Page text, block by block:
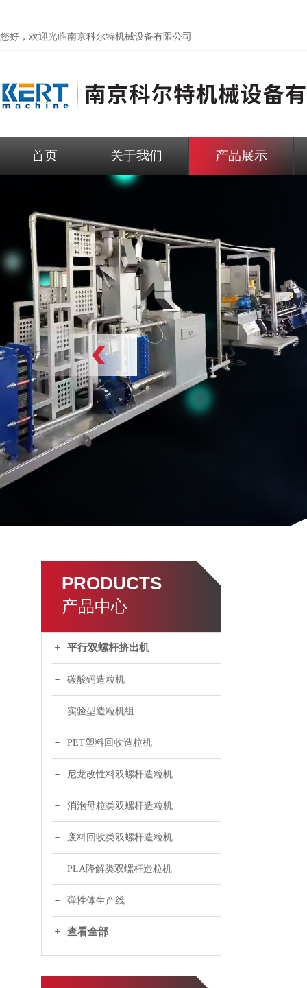
您好，欢迎光临南京科尔特机械设备有限公司
首页 关于我们 产品展示
PRODUCTS
产品中心
平行双螺杆挤出机
碳酸钙造粒机
实验型造粒机组
PET塑料回收造粒机
尼龙改性料双螺杆造粒机
消泡母粒类双螺杆造粒机
废料回收类双螺杆造粒机
PLA降解类双螺杆造粒机
弹性体生产线
查看全部